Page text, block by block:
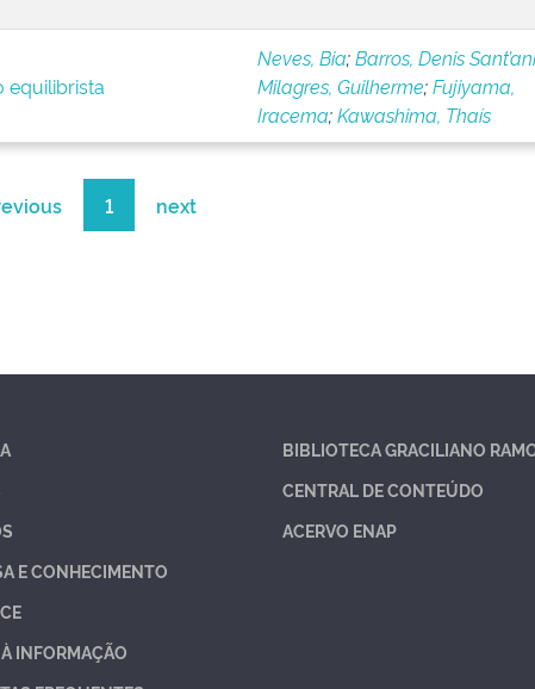
equilibrista
Neves, Bia;Barros, Denis
Milagres, Guilherme;Fujiyama,
Iracema;Kawashima, Thaís
1 next
E CONHECIMENTO
INFORMAÇÃO
BIBLIOTECA GRACILIANO
CENTRAL DE CONTEÚDO
ACERVO ENAP